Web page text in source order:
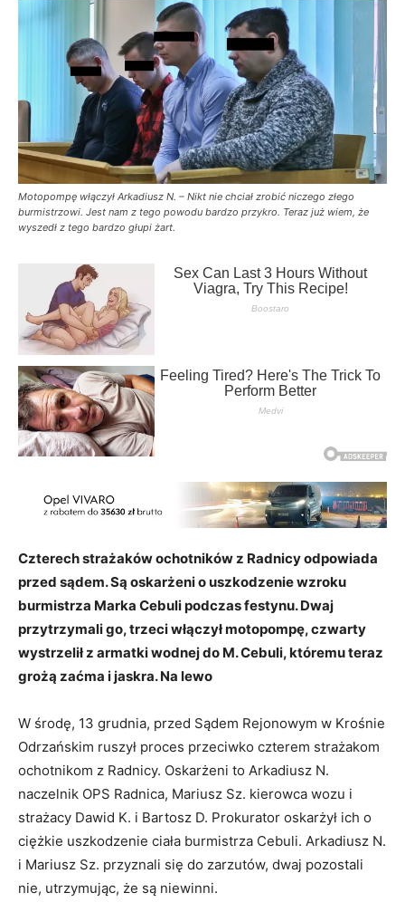
Motopompę włączył Arkadiusz N. – Nikt nie chciał zrobić niczego złego
burmistrzowi. Jest nam z tego powodu bardzo przykro. Teraz już wiem, że
wyszedł z tego bardzo głupi żart.
Czterech strażaków ochotników z Radnicy odpowiada
przed sądem. Są oskarżeni o uszkodzenie wzroku
burmistrza Marka Cebuli podczas festynu. Dwaj
przytrzymali go, trzeci włączył motopompę, czwarty
wystrzelił z armatki wodnej do M. Cebuli, któremu teraz
grożą zaćma i jaskra. Na lewo
W środę, 13 grudnia, przed Sądem Rejonowym w Krośnie
Odrzańskim ruszył proces przeciwko czterem strażakom
ochotnikom z Radnicy. Oskarżeni to Arkadiusz N.
naczelnik OPS Radnica, Mariusz Sz. kierowca wozu i
strażacy Dawid K. i Bartosz D. Prokurator oskarżył ich o
ciężkie uszkodzenie ciała burmistrza Cebuli. Arkadiusz N.
i Mariusz Sz. przyznali się do zarzutów, dwaj pozostali
nie, utrzymując, że są niewinni.